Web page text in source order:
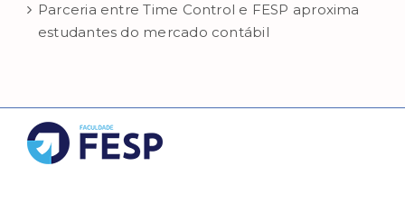
Parceria entre Time Control e FESP aproxima
estudantes do mercado contábil